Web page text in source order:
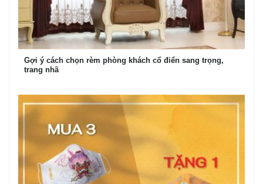
Gợi ý cách chọn rèm phòng khách cổ điển sang trọng,
trang nhã